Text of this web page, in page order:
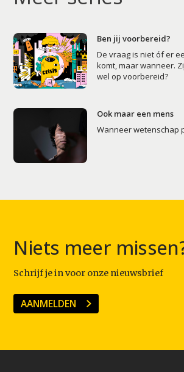
Ben jij voorbereid?
De vraag is niet óf er
komt, maar wanneer.
wel op voorbereid?
Ook maar een mens
Wanneer wetenschap
Niets meer
Schrijf je in voor onze nieuwsbrief
AANMELDEN